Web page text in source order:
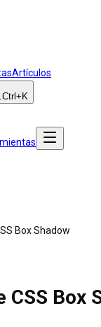
Artículos
Ctrl +K
Box Shadow
CSS Box